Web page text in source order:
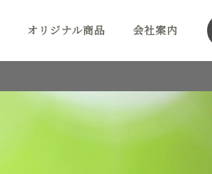
オリジナル商品 会社案内